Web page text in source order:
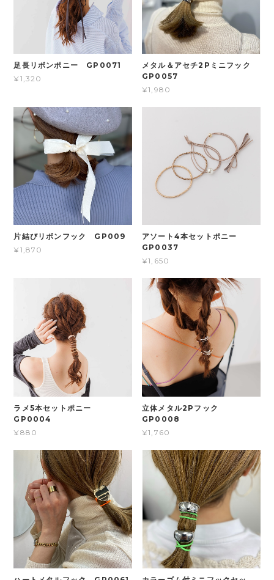
足長リボンポニー GP0071
¥1,320
メタル＆アセチ2Pミニフック
GP0057
¥1,980
片結びリボンフック GP009
¥1,870
アソート4本セットポニー
GP0037
¥1,650
ラメ5本セットポニー
GP0004
¥880
立体メタル2Pフック
GP0008
¥1,760